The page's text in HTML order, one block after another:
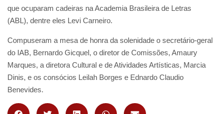
que ocuparam cadeiras na Academia Brasileira de Letras
(ABL), dentre eles Levi Carneiro.
Compuseram a mesa de honra da solenidade o secretário-geral
do IAB, Bernardo Gicquel, o diretor de Comissões, Amaury
Marques, a diretora Cultural e de Atividades Artísticas, Marcia
Dinis, e os consócios Leilah Borges e Ednardo Claudio
Benevides.